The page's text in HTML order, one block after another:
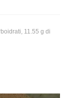
11.55 g di